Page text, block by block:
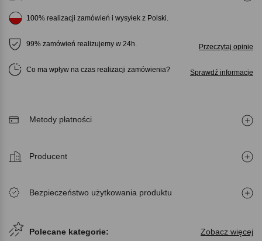
100% realizacji zamówień i wysyłek z Polski.
99% zamówień realizujemy w 24h. Przeczytaj opinie
Co ma wpływ na czas realizacji zamówienia Sprawdź informacje
Metody płatności
Producent
Bezpieczeństwo użytkowania produktu
Polecane kategorie: Zobacz więcej